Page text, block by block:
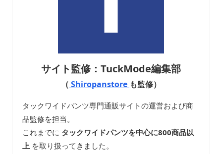
サイト監修：TuckMode編集部
（ Shiropanstore も監修）
タックワイドパンツ専門通販サイトの運営および商
品監修を担当。
これまでに タックワイドパンツを中心に800商品以
上 を取り扱ってきました。